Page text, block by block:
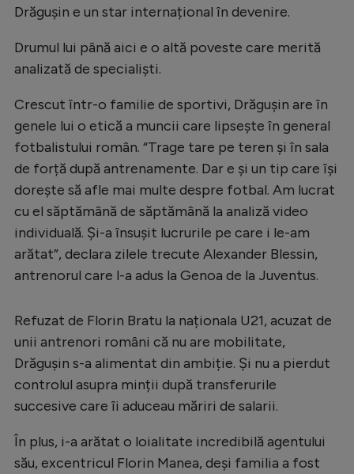
Drăgușin e un star internațional în devenire.
Drumul lui până aici e o altă poveste care merită
analizată de specialiști.
Crescut într-o familie de sportivi, Drăgușin are în
genele lui o etică a muncii care lipsește în general
fotbalistului român. “Trage tare pe teren și în sala
de forță după antrenamente. Dar e și un tip care își
dorește să afle mai multe despre fotbal. Am lucrat
cu el săptămână de săptămână la analiză video
individuală. Și-a însușit lucrurile pe care i le-am
arătat”, declara zilele trecute Alexander Blessin,
antrenorul care l-a adus la Genoa de la Juventus.
Refuzat de Florin Bratu la naționala U21, acuzat de
unii antrenori români că nu are mobilitate,
Drăgușin s-a alimentat din ambiție. Și nu a pierdut
controlul asupra minții după transferurile
succesive care îi aduceau măriri de salarii.
În plus, i-a arătat o loialitate incredibilă agentului
său, excentricul Florin Manea, deși familia a fost